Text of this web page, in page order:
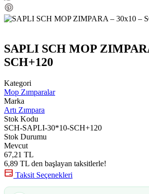
SAPLI SCH MOP
SCH+120
Kategori
Mop Zımparalar
Marka
Artı Zımpara
Stok Kodu
SCH-SAPLI-30*10-SCH+120
Stok Durumu
Mevcut
67,21 TL
6,89 TL den başlayan taksitlerle!
Taksit Seçenekleri